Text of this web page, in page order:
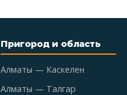
Пригород и область
Алматы — Каскелен
Алматы — Талгар